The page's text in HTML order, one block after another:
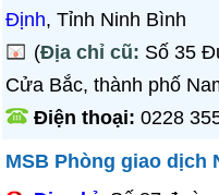
Định, Tỉnh Ninh Bình
(Địa chỉ cũ: Số 35
Cửa Bắc, thành phố
Điện thoại:0228
MSB Phòng giao dịch